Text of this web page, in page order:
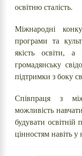
освітню сталість.
Міжнародні
програми та
якість освіти,
громадянську
підтримки з боку
Співпраця з
можливість
будувати освітній
цінностям навіть у